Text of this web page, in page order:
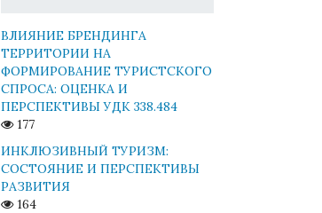
ВЛИЯНИЕ БРЕНДИНГА
ТЕРРИТОРИИ НА
ФОРМИРОВАНИЕ ТУРИСТСКОГО
СПРОСА: ОЦЕНКА И
ПЕРСПЕКТИВЫ УДК 338.484
177
ИНКЛЮЗИВНЫЙ ТУРИЗМ:
СОСТОЯНИЕ И ПЕРСПЕКТИВЫ
РАЗВИТИЯ
164